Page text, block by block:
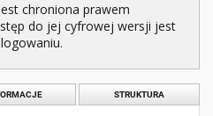
chroniona prawem
do jej cyfrowej wersji jest
STRUKTURA